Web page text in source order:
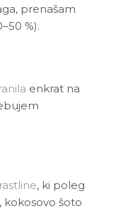
prenašam
%).
enkrat na
, ki poleg
kokosovo šoto